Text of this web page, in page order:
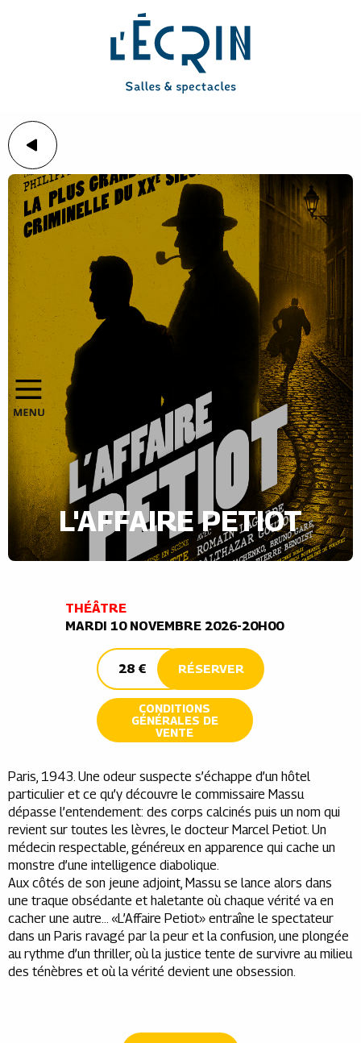
L'AFFAIRE PETIOT
THÉÂTRE
MARDI 10 NOVEMBRE 2026-20H00
28 € RÉSERVER
CONDITIONS
GÉNÉRALES DE
VENTE
Paris, 1943. Une odeur suspecte s’échappe d’un hôtel
particulier et ce qu’y découvre le commissaire Massu
dépasse l’entendement: des corps calcinés puis un nom qui
revient sur toutes les lèvres, le docteur Marcel Petiot. Un
médecin respectable, généreux en apparence qui cache un
monstre d’une intelligence diabolique.
Aux côtés de son jeune adjoint, Massu se lance alors dans
une traque obsédante et haletante où chaque vérité va en
cacher une autre… «L’Affaire Petiot» entraîne le spectateur
dans un Paris ravagé par la peur et la confusion, une plongée
au rythme d’un thriller, où la justice tente de survivre au milieu
des ténèbres et où la vérité devient une obsession.